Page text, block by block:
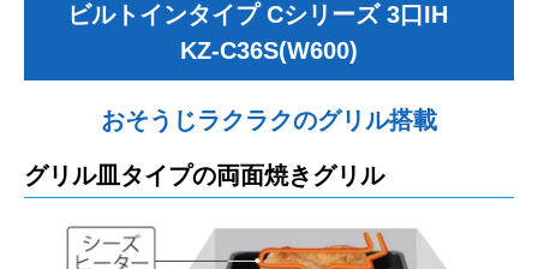
ビルトインタイプ Cシリーズ 3口IH
KZ-C36S(W600)
おそうじラクラクのグリル搭載
グリル皿タイプの両面焼きグリル